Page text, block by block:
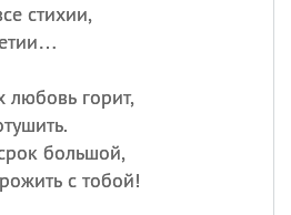
стихии,
любовь горит,
большой,
с тобой!